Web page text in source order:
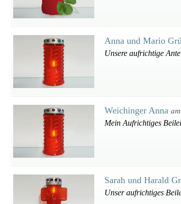
Anna und Mario
Unsere aufrichtige
Weichinger Anna
Mein Aufrichtiges
Sarah und Harald
Unser aufrichtiges